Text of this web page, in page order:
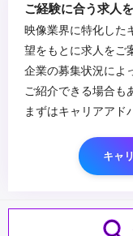
ご経験に合う求人
映像業界に特化した
望をもとに求人をご
企業の募集状況によ
ご紹介できる場合も
まずはキャリアアド
キャ